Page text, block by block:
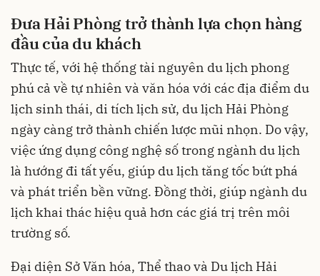
Đưa Hải Phòng trở thành lựa chọn hàng
đầu của du khách
Thực tế, với hệ thống tài nguyên du lịch phong
phú cả về tự nhiên và văn hóa với các địa điểm du
lịch sinh thái, di tích lịch sử, du lịch Hải Phòng
ngày càng trở thành chiến lược mũi nhọn. Do vậy,
việc ứng dụng công nghệ số trong ngành du lịch
là hướng đi tất yếu, giúp du lịch tăng tốc bứt phá
và phát triển bền vững. Đồng thời, giúp ngành du
lịch khai thác hiệu quả hơn các giá trị trên môi
trường số.
Đại diện Sở Văn hóa, Thể thao và Du lịch Hải